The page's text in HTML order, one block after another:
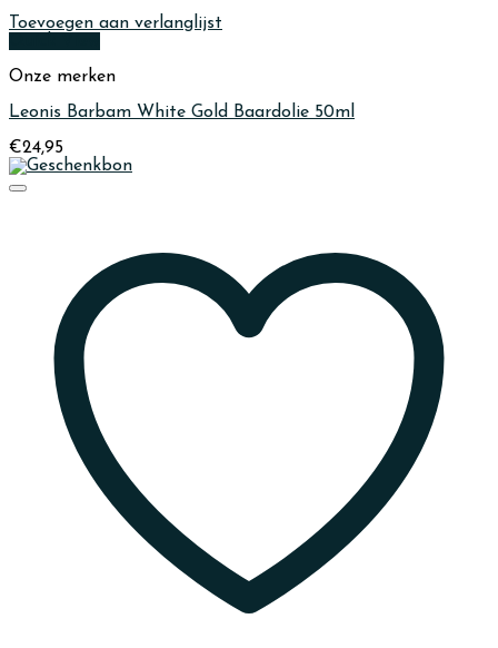
Toevoegen aan verlanglijst
Onze merken
Leonis Barbam White Gold Baardolie 50ml
€24,95